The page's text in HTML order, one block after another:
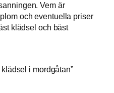
Vem är
och eventuella priser
klädsel och bäst
i mordgåtan”